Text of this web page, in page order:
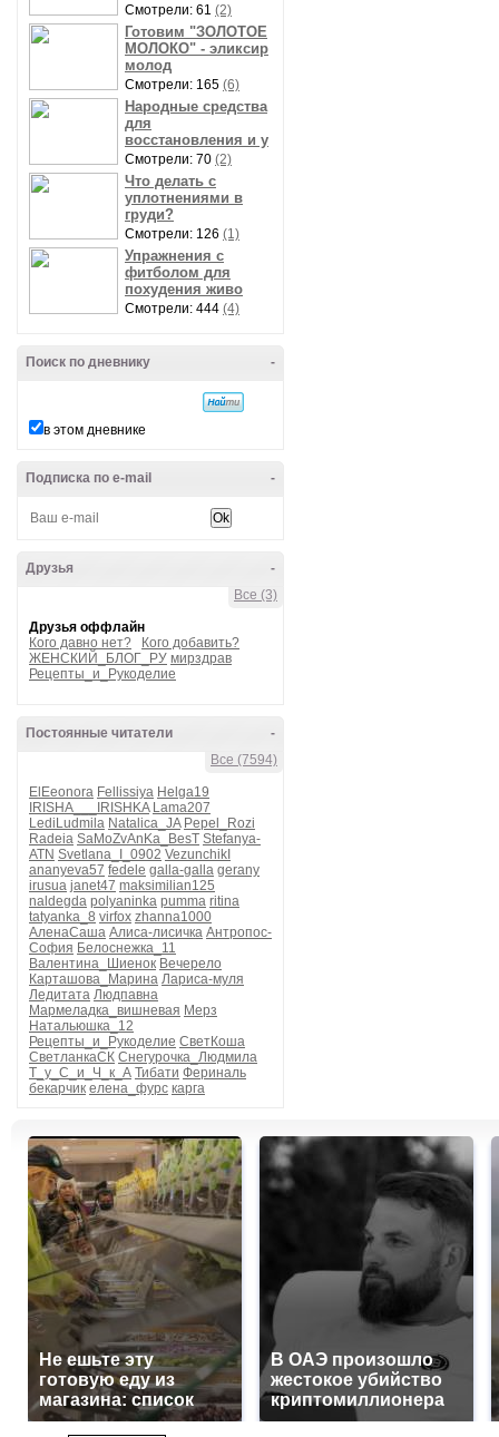
Смотрели: 61 (2)
Готовим "ЗОЛОТОЕ
МОЛОКО" - эликсир
молод
Смотрели: 165 (6)
Народные средства
для
восстановления и у
Смотрели: 70 (2)
Что делать с
уплотнениями в
груди?
Смотрели: 126 (1)
Упражнения с
фитболом для
похудения живо
Смотрели: 444 (4)
-
Поиск по дневнику
в этом дневнике
-
Подписка по e-mail
-
Друзья
Все (3)
Друзья оффлайн
Кого давно нет?
Кого добавить?
ЖЕНСКИЙ_БЛОГ_РУ мирздрав
Рецепты_и_Рукоделие
-
Постоянные читатели
Все (7594)
ElEeonora Fellissiya Helga19
IRISHA___IRISHKA Lama207
LediLudmila Natalica_JA Pepel_Rozi
Radeia SaMoZvAnKa_BesT Stefanya-
ATN Svetlana_I_0902 VezunchikI
ananyeva57 fedele galla-galla gerany
irusua janet47 maksimilian125
naldegda polyaninka pumma ritina
tatyanka_8 virfox zhanna1000
АленаСаша Алиса-лисичка Антропос-
София Белоснежка_11
Валентина_Шиенок Вечерело
Карташова_Марина Лариса-муля
Ледитата Людпавна
Мармеладка_вишневая Мерз
Натальюшка_12
Рецепты_и_Рукоделие СветКоша
СветланкаСК Снегурочка_Людмила
Т_у_С_и_Ч_к_А Тибати Фериналь
бекарчик елена_фурс карга
Не ешьте эту
готовую еду из
магазина: список
В ОАЭ произошло
жестокое убийство
криптомиллионера